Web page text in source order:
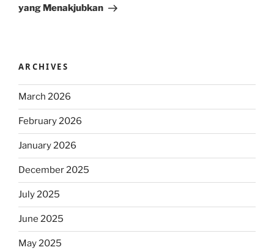
yang Menakjubkan
ARCHIVES
March 2026
February 2026
January 2026
December 2025
July 2025
June 2025
May 2025